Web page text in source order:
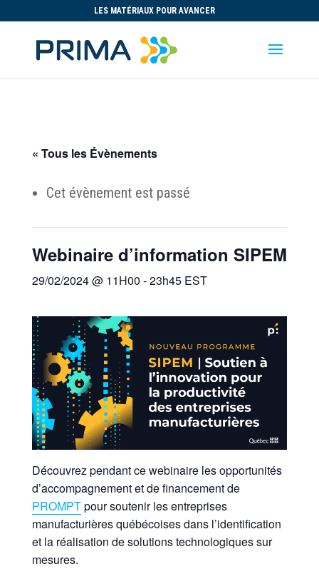
LES MATÉRIAUX POUR AVANCER
« Tous les Évènements
Cet évènement est passé
Webinaire d’information SIPEM
29/02/2024 @ 11H00 -23h45 EST
Découvrez pendant ce webinaire les opportunités
d’accompagnement et de financement de
PROMPTpour soutenir les entreprises
manufacturières québécoises dans l’identification
et la réalisation de solutions technologiques sur
mesures.